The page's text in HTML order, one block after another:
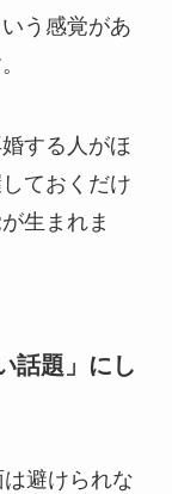
う感覚があ
する人がほ
ておくだけ
生まれま
話題」にし
避けられな